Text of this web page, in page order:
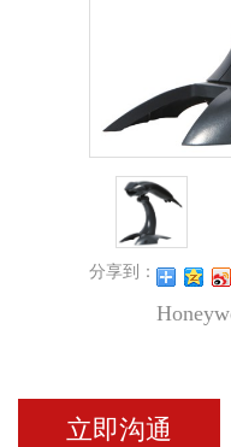
分享到：
立即沟通